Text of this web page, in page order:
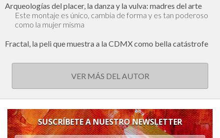
Arqueologías del placer, la danza y la vulva: madres del arte
Este montaje es único, cambia de forma y es tan poderoso
como la mujer misma
Fractal, la peli que muestra a la CDMX como bella catástrofe
VER MÁS DEL AUTOR
SUSCRÍBETE A NUESTRO NEWSLETTER